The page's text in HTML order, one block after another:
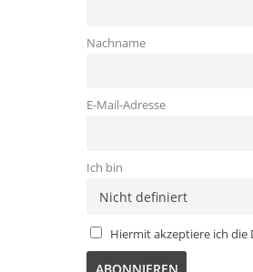
Nachname
E-Mail-Adresse
Ich bin
Hiermit akzeptiere ich